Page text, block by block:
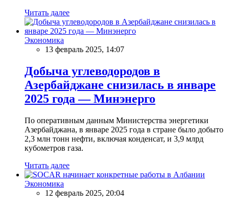
Читать далее
Экономика
13 февраль 2025, 14:07
Добыча углеводородов в
Азербайджане снизилась в январе
2025 года — Минэнерго
По оперативным данным Министерства энергетики
Азербайджана, в январе 2025 года в стране было добыто
2,3 млн тонн нефти, включая конденсат, и 3,9 млрд
кубометров газа.
Читать далее
Экономика
12 февраль 2025, 20:04